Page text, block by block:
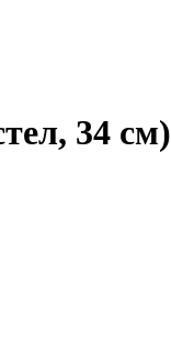
34 см)